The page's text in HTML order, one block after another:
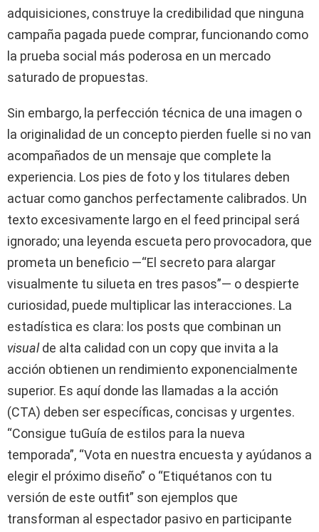
adquisiciones, construye la credibilidad que ninguna
campaña pagada puede comprar, funcionando como
la prueba social más poderosa en un mercado
saturado de propuestas.
Sin embargo, la perfección técnica de una imagen o
la originalidad de un concepto pierden fuelle si no van
acompañados de un mensaje que complete la
experiencia. Los pies de foto y los titulares deben
actuar como ganchos perfectamente calibrados. Un
texto excesivamente largo en el feed principal será
ignorado; una leyenda escueta pero provocadora, que
prometa un beneficio —“El secreto para alargar
visualmente tu silueta en tres pasos”— o despierte
curiosidad, puede multiplicar las interacciones. La
estadística es clara: los posts que combinan un
visualde alta calidad con un copy que invita a la
acción obtienen un rendimiento exponencialmente
superior. Es aquí donde las llamadas a la acción
(CTA) deben ser específicas, concisas y urgentes.
“Consigue tuGuía de estilos para la nueva
temporada”, “Vota en nuestra encuesta y ayúdanos a
elegir el próximo diseño” o “Etiquétanos con tu
versión de este outfit” son ejemplos que
transforman al espectador pasivo en participante